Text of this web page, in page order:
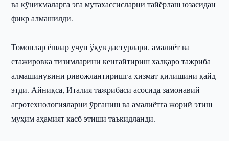
ва кўникмаларга эга мутахассисларни тайёрлаш юзасидан
фикр алмашилди.
Томонлар ёшлар учун ўқув дастурлари, амалиёт ва
стажировка тизимларини кенгайтириш халқаро тажриба
алмашинувини ривожлантиришга хизмат қилишини қайд
этди. Айниқса, Италия тажрибаси асосида замонавий
агротехнологияларни ўрганиш ва амалиётга жорий этиш
муҳим аҳамият касб этиши таъкидланди.